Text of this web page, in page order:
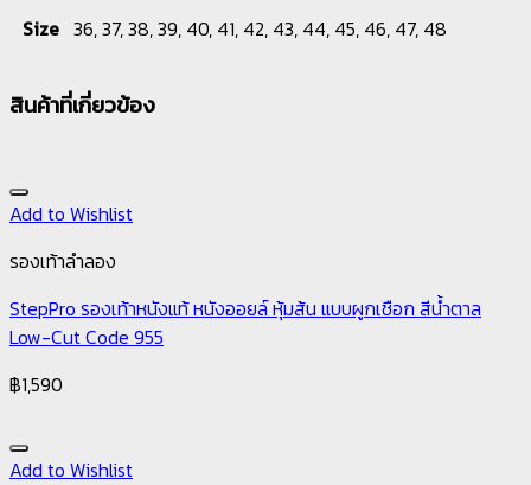
Size 36, 37, 38, 39, 40, 41, 42, 43, 44, 45, 46, 47, 48
สินค้าที่เกี่ยวข้อง
Add to Wishlist
รองเท้าลำลอง
StepPro รองเท้าหนังแท้ หนังออยล์ หุ้มส้น แบบผูกเชือก สีน้ำตาล
Low-Cut Code 955
฿1,590
Add to Wishlist